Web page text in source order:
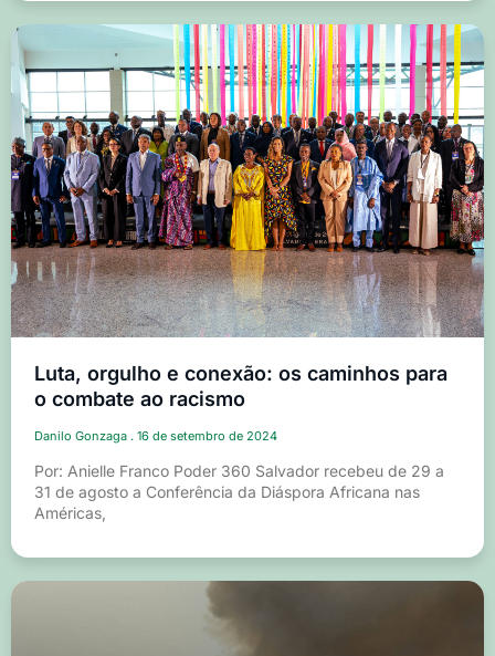
Luta, orgulho e conexão: os caminhos para
o combate ao racismo
Danilo Gonzaga 16 de setembro de 2024
Por: Anielle Franco Poder 360 Salvador recebeu de 29 a
31 de agosto a Conferência da Diáspora Africana nas
Américas,